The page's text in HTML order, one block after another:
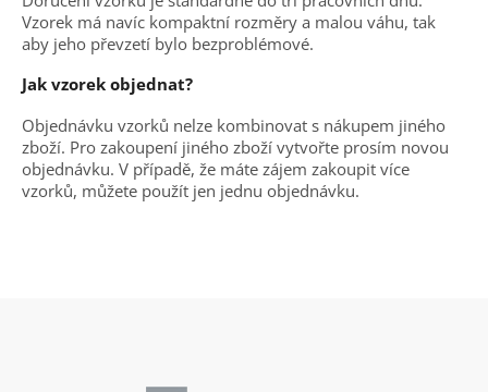
Vzorek má navíc kompaktní rozměry a malou váhu, tak
aby jeho převzetí bylo bezproblémové.
Jak vzorek objednat?
Objednávku vzorků nelze kombinovat s nákupem jiného
zboží. Pro zakoupení jiného zboží vytvořte prosím novou
objednávku. V případě, že máte zájem zakoupit více
vzorků, můžete použít jen jednu objednávku.